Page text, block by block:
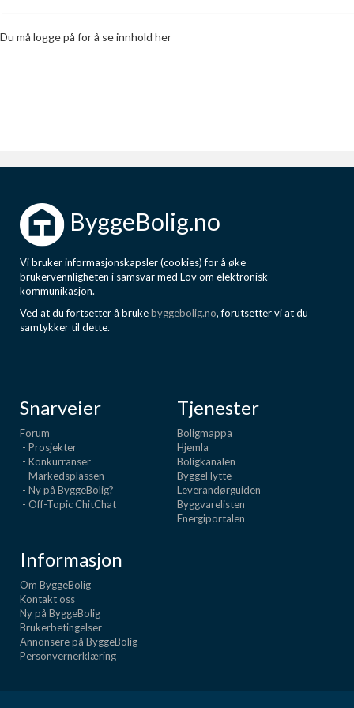
Boligmappa+
Få mer ut av Boligmappa
Du må logge på for å se innhold her
ByggeBolig.no
Vi bruker informasjonskapsler (cookies) for å øke
brukervennligheten i samsvar med Lov om elektronisk
kommunikasjon.
Ved at du fortsetter å brukebyggebolig.no, forutsetter vi at du
samtykker til dette.
Snarveier
Forum
- Prosjekter
- Konkurranser
- Markedsplassen
- Ny på ByggeBolig?
- Off-Topic ChitChat
Tjenester
Boligmappa
Hjemla
Boligkanalen
ByggeHytte
Leverandørguiden
Byggvarelisten
Energiportalen
Informasjon
Om ByggeBolig
Kontakt oss
Ny på ByggeBolig
Brukerbetingelser
Annonsere på ByggeBolig
Personvernerklæring